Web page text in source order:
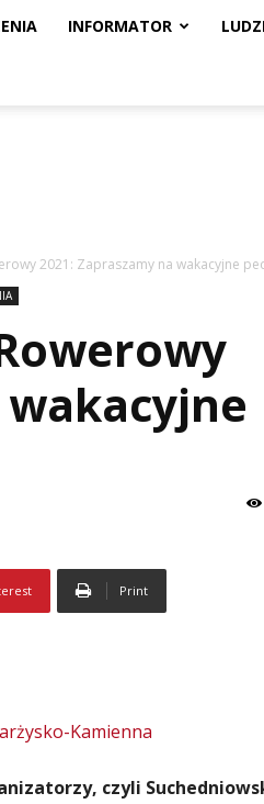
INFORMATOR
2021: Zapraszamy na wakacyjne
wakacyjne
Print
czyli